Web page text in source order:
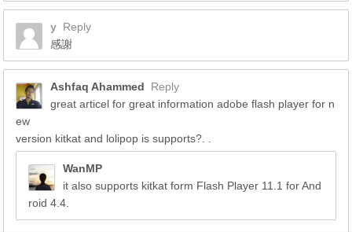
y Reply
感謝
Ashfaq Ahammed
Reply
great articel for great information adobe flash player for n
ew
version kitkat and lolipop is supports?.
WanMP
it also supports kitkat form Flash Player 11.1 for And
roid 4.4.